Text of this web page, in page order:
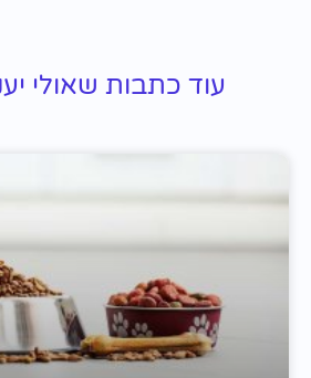
עוד כתבות שאולי